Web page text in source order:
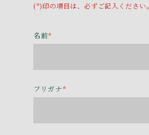
(*)印の項目は、必ずご記入ください。
名前*
フリガナ*